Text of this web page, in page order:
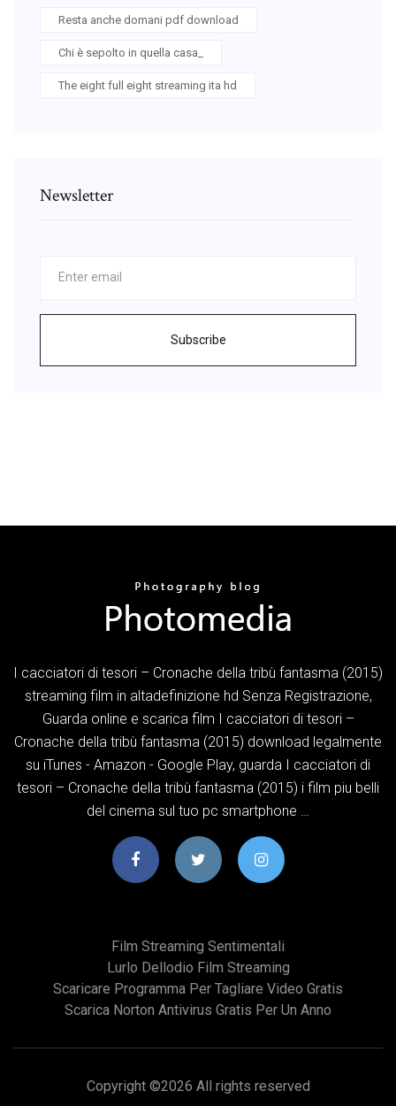
Resta anche domani pdf download
Chi è sepolto in quella casa_
The eight full eight streaming ita hd
Newsletter
Subscribe
I cacciatori di tesori – Cronache della tribù fantasma (2015)
streaming film in altadefinizione hd Senza Registrazione,
Guarda online e scarica film I cacciatori di tesori –
Cronache della tribù fantasma (2015) download legalmente
su iTunes - Amazon - Google Play, guarda I cacciatori di
tesori – Cronache della tribù fantasma (2015) i film piu belli
del cinema sul tuo pc smartphone …
Film Streaming Sentimentali
Lurlo Dellodio Film Streaming
Scaricare Programma Per Tagliare Video Gratis
Scarica Norton Antivirus Gratis Per Un Anno
Copyright ©2026 All rights reserved